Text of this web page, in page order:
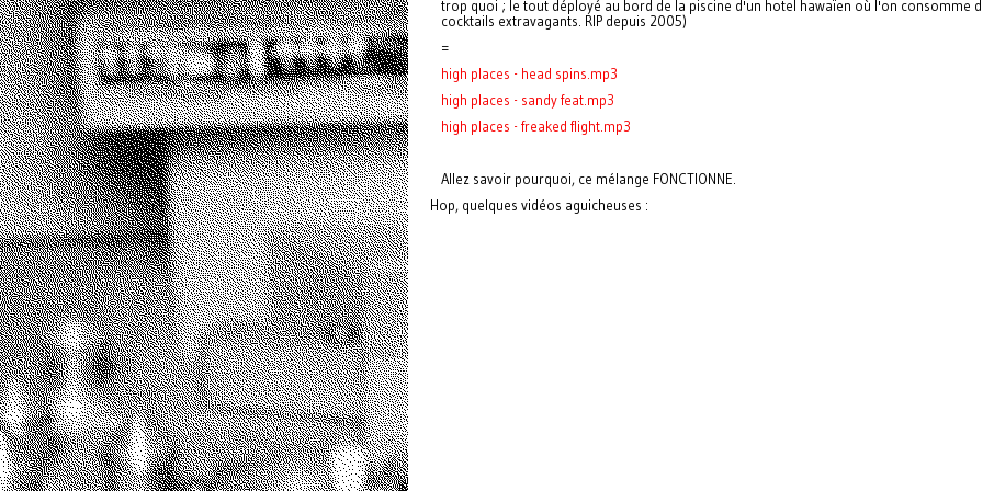
trop quoi ; le tout déployé au bord de la piscine d'un hotel hawaïen où l'on consomme
cocktails extravagants. RIP depuis 2005)
=
high places - head spins.mp3
high places - sandy feat.mp3
high places - freaked flight.mp3
Allez savoir pourquoi, ce mélange FONCTIONNE.
Hop, quelques vidéos aguicheuses :